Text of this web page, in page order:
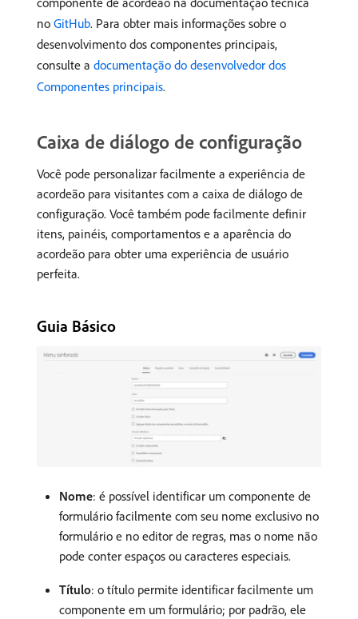
no GitHub. Para obter mais informações sobre o
desenvolvimento dos componentes principais,
consulte a documentação do desenvolvedor dos
Componentes principais.
Caixa de diálogo de configuração
Você pode personalizar facilmente a experiência de
acordeão para visitantes com a caixa de diálogo de
configuração. Você também pode facilmente definir
itens, painéis, comportamentos e a aparência do
acordeão para obter uma experiência de usuário
perfeita.
Guia Básico
Nome: é possível identificar um componente de
formulário facilmente com seu nome exclusivo no
formulário e no editor de regras, mas o nome não
pode conter espaços ou caracteres especiais.
Título: o título permite identificar facilmente um
componente em um formulário; por padrão, ele